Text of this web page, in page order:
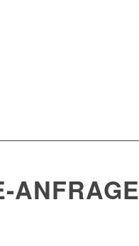
ANFRAGE